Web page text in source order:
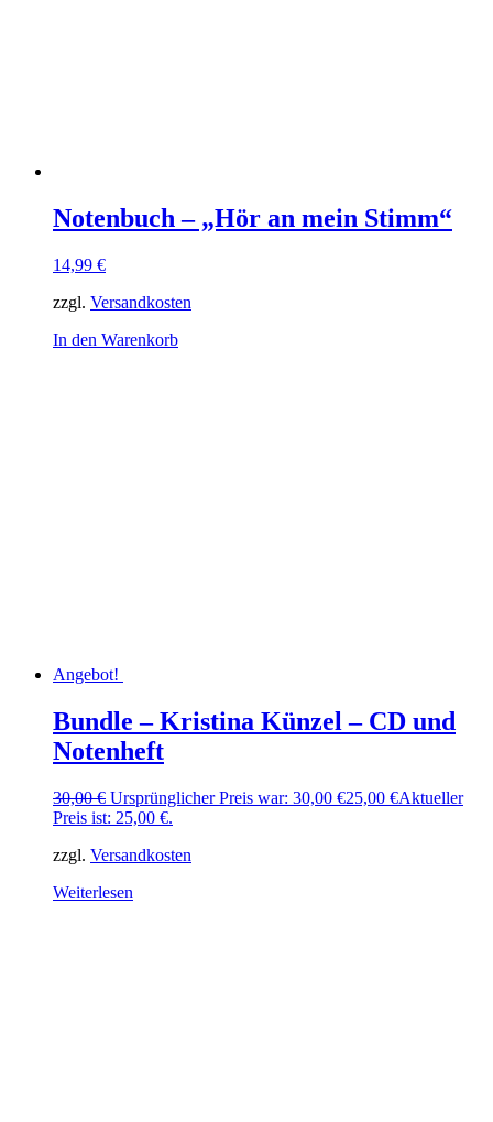
Notenbuch – „Hör an mein Stimm“
14,99 €
zzgl. Versandkosten
In den Warenkorb
Angebot!
Bundle – Kristina Künzel – CD und
Notenheft
30,00€ Ursprünglicher Preis war: 30,00 €25,00 €Aktueller
Preis ist: 25,00 €.
zzgl. Versandkosten
Weiterlesen